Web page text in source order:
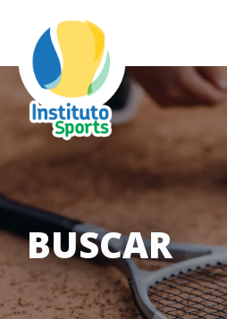
BUSCAR